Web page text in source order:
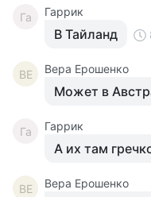
Га Гаррик
В Тайланд
ВЕ Вера Ерошенко
Может в
Га Гаррик
А их там
ВЕ Вера Ерошенко